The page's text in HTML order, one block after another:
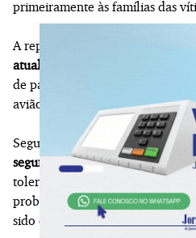
primeiramente às famílias das
A reportagem apurou que a
atualizações
em relação à
de países onde estão as
avião que caiu.
Segundo a versão preliminar, a
segurançae tinha umcontexto
tolerava
problemas no sistema de
sido detectados em viagens